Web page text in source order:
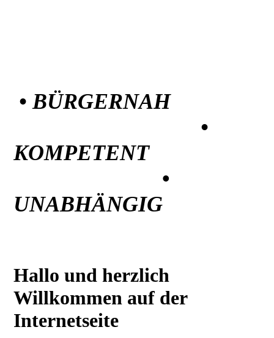
• BÜRGERNAH
•
KOMPETENT
•
UNABHÄNGIG
Hallo und herzlich
Willkommen auf der
Internetseite